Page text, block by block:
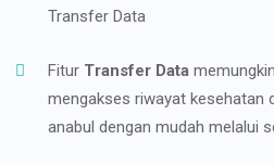
Transfer Data
Fitur Transfer Data
mengakses riwayat kesehatan
anabul dengan mudah melalui